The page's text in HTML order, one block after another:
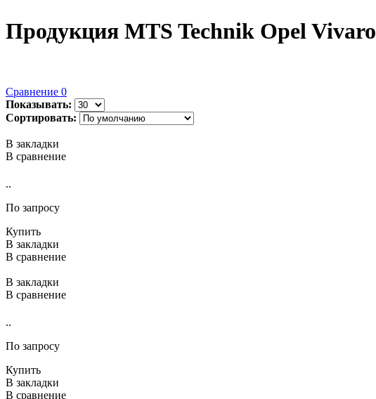
Продукция MTS Technik Opel Vivaro
Сравнение 0
Показывать:
Сортировать:
В закладки
В сравнение
..
По запросу
Купить
В закладки
В сравнение
В закладки
В сравнение
..
По запросу
Купить
В закладки
В сравнение